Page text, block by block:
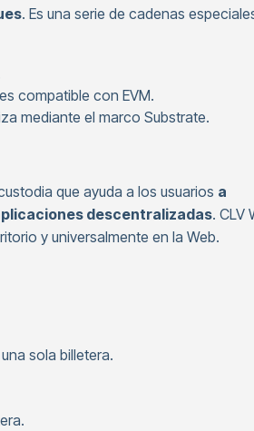
. Es una serie de cadenas
compatible con EVM.
mediante el marco Substrate.
que ayuda a los usuarios a
descentralizadas. CLV
y universalmente en la Web.
sola billetera.